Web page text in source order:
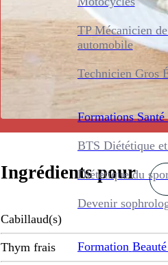
TP Mécanicien
automobile
Technicien Gros
Formations
BTS Diététique
Diététique du
Devenir
Formation
Ingrédients pour
Cabillaud(s)
Thym frais